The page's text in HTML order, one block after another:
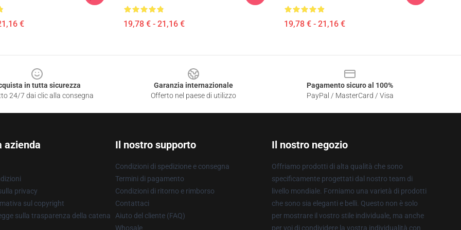
€ 19,78 € - 21,16 € 19,78 € - 21,16 €
in tutta sicurezza
24/7 dai clic alla consegna
Garanzia internazionale
Offerto nel paese di utilizzo
Pagamento sicuro al 100%
PayPal / MasterCard / Visa
azienda
privacy
sul copyright
sulla trasparenza della catena
Il nostro supporto
Condizioni di spedizione e consegna
Termini di pagamento
Condizioni di ritorno e rimborso
Contattaci
Aiuto del cliente (FAQ)
Whosale
Il nostro negozio
Offriamo prodotti di alta qualità che sono
specificamente progettati dal nostro team di
livello mondiale. Forniamo una varietà di prodotti
che sono sia eleganti e belli. Questo non è solo
per mostrare il vostro stile individuale, ma anche
per voi di condividere la vostra individualità con